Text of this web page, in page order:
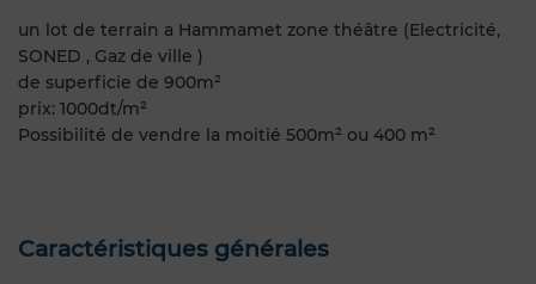
un lot de terrain a Hammamet zone théâtre (Electricité,
SONED , Gaz de ville )
de superficie de 900m²
prix: 1000dt/m²
Possibilité de vendre la moitié 500m² ou 400 m²
Caractéristiques générales